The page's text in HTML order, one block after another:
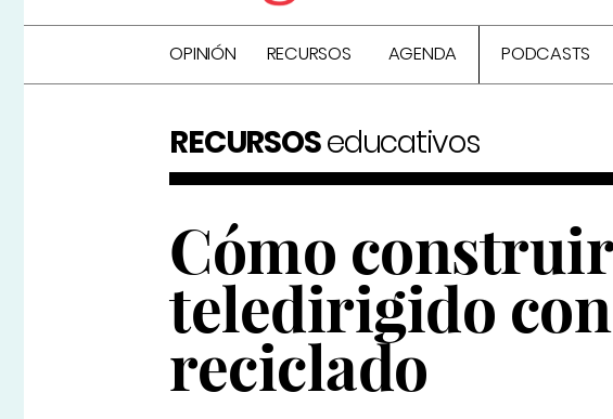
OPINIÓN RECURSOS AGENDA PODCASTS
RECURSOSeducativos
Cómo
teledirigido
reciclado